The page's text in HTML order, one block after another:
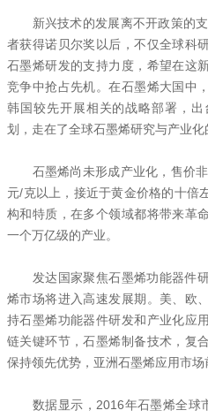
新兴技术的发展离不开政策的支
者获得诺贝尔奖以后，不仅全球科
石墨烯研发的支持力度，希望在这
竞争中抢占先机。在石墨烯大国中
韩国较先开展相关的战略部署，
划，走在了全球石墨烯研究与产业化
石墨烯尚未形成产业化，售价非
元/克以上，接近于黄金价格的十倍
构和特质，在多个领域都将带来革
一个万亿级的产业。
发达国家聚焦石墨烯功能器件研
烯市场将进入高速发展期。美、欧
持石墨烯功能器件研发和产业化应
链关键环节，石墨烯制备技术，复
保持领先优势，亚洲石墨烯应用市场
数据显示，2016年石墨烯全球